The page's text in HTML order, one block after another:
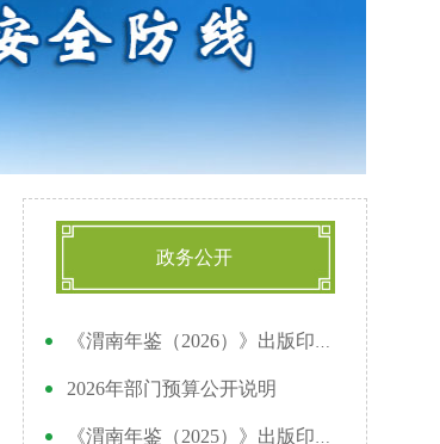
政务公开
《渭南年鉴（2026）》出版印刷采购公告
2026年部门预算公开说明
《渭南年鉴（2025）》出版印刷采购公告